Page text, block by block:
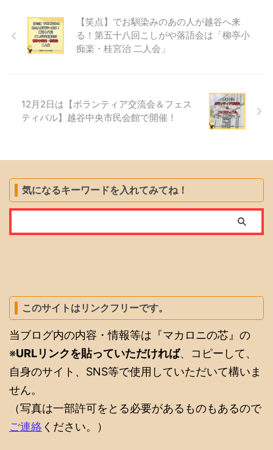
【笑点】でお馴染みのあの人が越谷へ来
る！第五十八回こしがや落語会は「柳亭小
痴楽・桂宮治 二人会」
12月2日は【ボランティア交流会＆フェス
ティバル】越谷中央市民会館で開催！
気になるキーワードを入れてみてね！
このサイトはリンクフリーです。
当ブログ内の内容・情報等は『マカロニの芯』の
※URLリンクを貼っていただければ、コピーして、
自身のサイト、SNS等で使用していただいて構いま
せん。
（写真は一部許可をとる必要があるものもあるので
ご連絡 ください。）